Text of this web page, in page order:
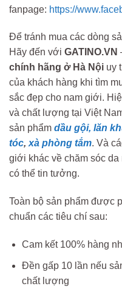
fanpage: https://
Để tránh mua các dòng
Hãy đến với GATINO.VN
chính hãng ở Hà Nội uy
của khách hàng khi tìm
sắc đẹp cho nam giới.
và chất lượng tại Việt
sản phẩm dầu gội, lăn
tóc,xà phòng tắm. Và
giới khác về chăm sóc
có thể tin tưởng.
Toàn bộ sản phẩm được
chuẩn các tiêu chí sau:
Cam kết 100% hàng
Đền gấp 10 lần nếu
chất lượng